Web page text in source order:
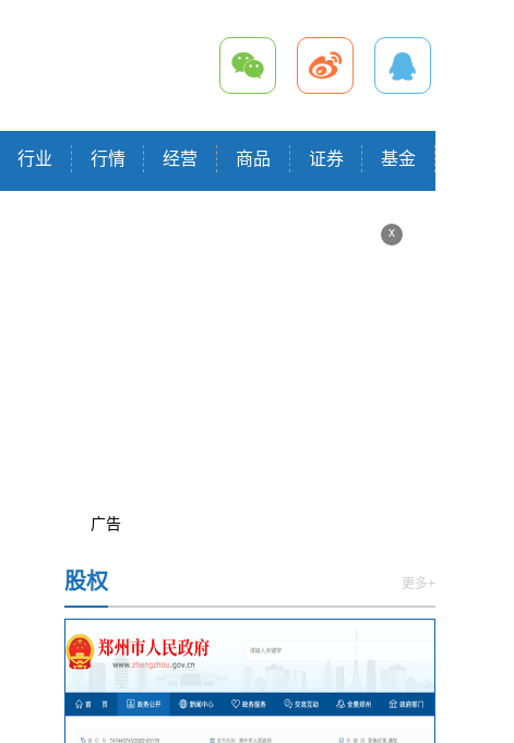
行业 行情 经营 商品 证券 基金
x
广告
股权 更多+